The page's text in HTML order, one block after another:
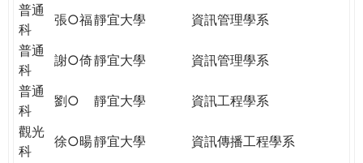
普通
科
張○福靜宜大學
資訊管理學系
普通
科
謝○倚靜宜大學
資訊管理學系
普通
科
劉○ 靜宜大學
資訊工程學系
觀光
科
徐○暘靜宜大學
資訊傳播工程學系